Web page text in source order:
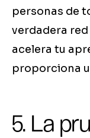
personas de
verdadera
acelera tu
proporciona
5. La